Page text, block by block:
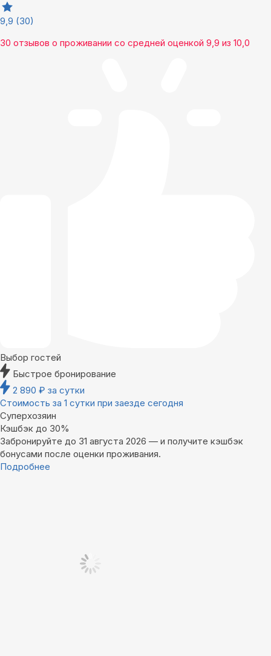
9,9 (30)
30 отзывов о проживании со средней оценкой 9,9 из 10,0
Выбор гостей
Быстрое бронирование
2 890 ₽ за сутки
Стоимость за 1 сутки при заезде сегодня
Суперхозяин
Кэшбэк до 30%
Забронируйте до 31 августа 2026 — и получите кэшбэк
бонусами после оценки проживания.
Подробнее